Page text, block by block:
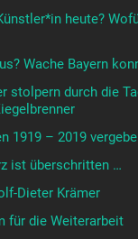
heute?
Wache Bayern
stolpern durch die
1919 – 2019
ist überschritten …
Dieter Krämer
für die Weiterarbeit